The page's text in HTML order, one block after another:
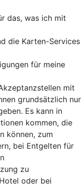
das, was ich mit
die Karten-Services
für meine
mit
grundsätzlich nur
Es kann in
kommen, die
können, zum
bei Entgelten für
zu
oder bei